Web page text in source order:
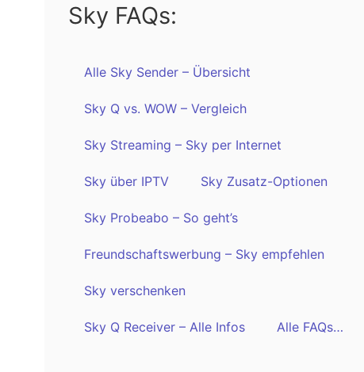
Sky FAQs:
Alle Sky Sender – Übersicht
Sky Q vs. WOW – Vergleich
Sky Streaming – Sky per Internet
Sky über IPTV Sky Zusatz-Optionen
Sky Probeabo – So geht’s
Freundschaftswerbung – Sky empfehlen
Sky verschenken
Sky Q Receiver – Alle Infos Alle FAQs…